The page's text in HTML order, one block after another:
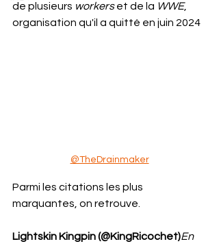
de plusieurs workers et de la WWE,
organisation qu'il a quitté en juin 2024
@TheDrainmaker
Parmi les citations les plus
marquantes, on retrouve.
Lightskin Kingpin (@KingRicochet)En